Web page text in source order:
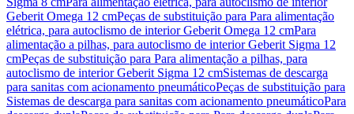
Geberit Omega 12 cmPeças de substituição para Para alimentação
elétrica, para autoclismo de interior Geberit Omega 12 cmPara
alimentação a pilhas, para autoclismo de interior Geberit Sigma 12
cmPeças de substituição para Para alimentação a pilhas, para
autoclismo de interior Geberit Sigma 12 cmSistemas de descarga
para sanitas com acionamento pneumáticoPeças de substituição para
Sistemas de descarga para sanitas com acionamento pneumáticoPara